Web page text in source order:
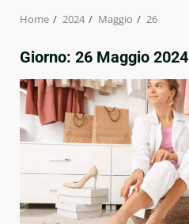
Home 2024 Maggio 26
Giorno: 26 Maggio 2024